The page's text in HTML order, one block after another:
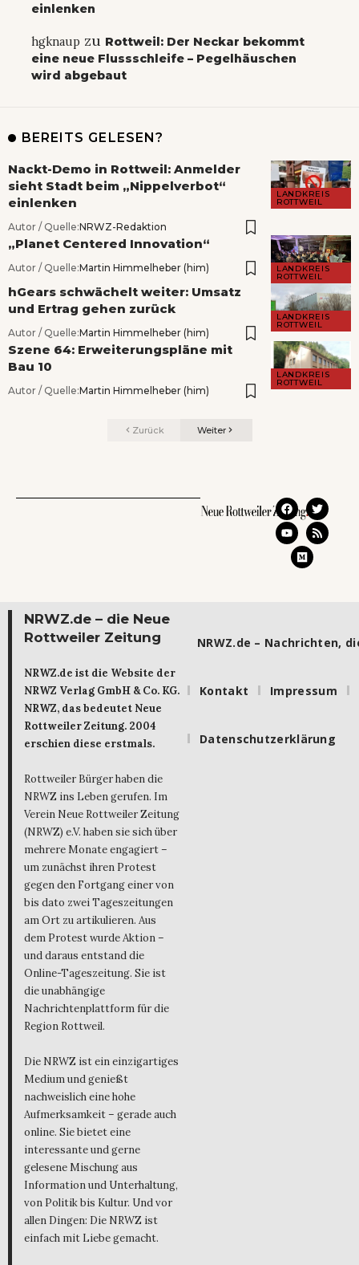
einlenken
hgknaup zu Rottweil: Der Neckar bekommt
eine neue Flussschleife – Pegelhäuschen
wird abgebaut
BEREITS GELESEN?
LANDKREIS
ROTTWEIL
Nackt-Demo in Rottweil: Anmelder
sieht Stadt beim „Nippelverbot“
einlenken
Autor / Quelle:NRWZ-Redaktion
LANDKREIS
ROTTWEIL
„Planet Centered Innovation“
Autor / Quelle:Martin Himmelheber (him)
LANDKREIS
ROTTWEIL
hGears schwächelt weiter: Umsatz
und Ertrag gehen zurück
Autor / Quelle:Martin Himmelheber (him)
LANDKREIS
ROTTWEIL
Szene 64: Erweiterungspläne mit
Bau 10
Autor / Quelle:Martin Himmelheber (him)
Zurück Weiter
NRWZ.de – die Neue
Rottweiler Zeitung
NRWZ.de ist die Website der
NRWZ Verlag GmbH & Co. KG.
NRWZ, das bedeutet Neue
Rottweiler Zeitung. 2004
erschien diese erstmals.
Rottweiler Bürger haben die
NRWZ ins Leben gerufen. Im
Verein Neue Rottweiler Zeitung
(NRWZ) e.V. haben sie sich über
mehrere Monate engagiert –
um zunächst ihren Protest
gegen den Fortgang einer von
bis dato zwei Tageszeitungen
am Ort zu artikulieren. Aus
dem Protest wurde Aktion –
und daraus entstand die
Online-Tageszeitung. Sie ist
die unabhängige
Nachrichtenplattform für die
Region Rottweil.
Die NRWZ ist ein einzigartiges
Medium und genießt
nachweislich eine hohe
Aufmerksamkeit – gerade auch
online. Sie bietet eine
interessante und gerne
gelesene Mischung aus
Information und Unterhaltung,
von Politik bis Kultur. Und vor
allen Dingen: Die NRWZ ist
einfach mit Liebe gemacht.
NRWZ.de – Nachrichten,
Kontakt Impressum
Datenschutzerklärung